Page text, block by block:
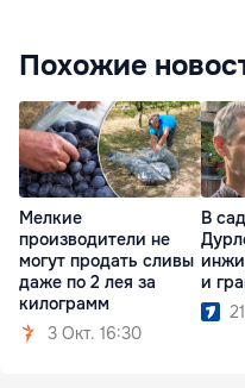
Похожие
Мелкие
производители не
могут продать сливы
даже по 2 лея за
килограмм
3 Окт. 16:30
В
и